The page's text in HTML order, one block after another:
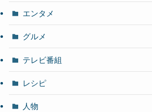
エンタメ
グルメ
テレビ番組
レシピ
人物